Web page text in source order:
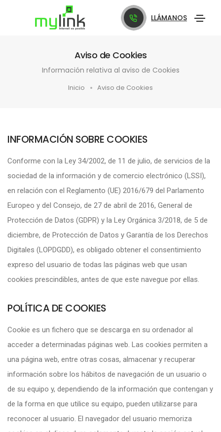
LLÁMANOS
Aviso de Cookies
Información relativa al aviso de Cookies
Inicio Aviso de Cookies
INFORMACIÓN SOBRE COOKIES
Conforme con la Ley 34/2002, de 11 de julio, de servicios de la
sociedad de la información y de comercio electrónico (LSSI),
en relación con el Reglamento (UE) 2016/679 del Parlamento
Europeo y del Consejo, de 27 de abril de 2016, General de
Protección de Datos (GDPR) y la Ley Orgánica 3/2018, de 5 de
diciembre, de Protección de Datos y Garantía de los Derechos
Digitales (LOPDGDD), es obligado obtener el consentimiento
expreso del usuario de todas las páginas web que usan
cookies prescindibles, antes de que este navegue por ellas.
POLÍTICA DE COOKIES
Cookie es un fichero que se descarga en su ordenador al
acceder a determinadas páginas web. Las cookies permiten a
una página web, entre otras cosas, almacenar y recuperar
información sobre los hábitos de navegación de un usuario o
de su equipo y, dependiendo de la información que contengan y
de la forma en que utilice su equipo, pueden utilizarse para
reconocer al usuario. El navegador del usuario memoriza